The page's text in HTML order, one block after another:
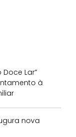
Lar”
à
nova